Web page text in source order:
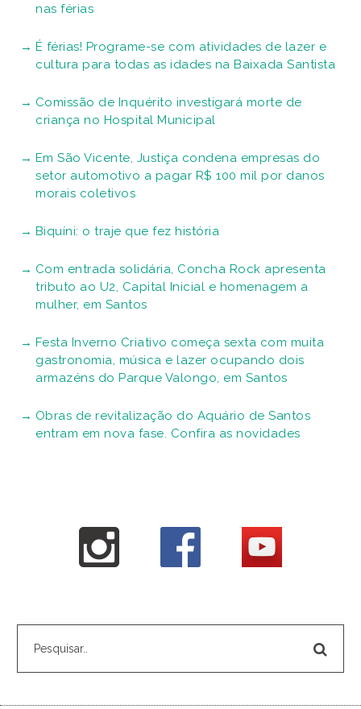
nas férias
É férias! Programe-se com atividades de lazer e
cultura para todas as idades na Baixada Santista
Comissão de Inquérito investigará morte de
criança no Hospital Municipal
Em São Vicente, Justiça condena empresas do
setor automotivo a pagar R$ 100 mil por danos
morais coletivos
Biquíni: o traje que fez história
Com entrada solidária, Concha Rock apresenta
tributo ao U2, Capital Inicial e homenagem a
mulher, em Santos
Festa Inverno Criativo começa sexta com muita
gastronomia, música e lazer ocupando dois
armazéns do Parque Valongo, em Santos
Obras de revitalização do Aquário de Santos
entram em nova fase. Confira as novidades